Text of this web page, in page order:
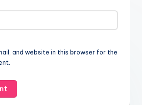
and website in this browser for the